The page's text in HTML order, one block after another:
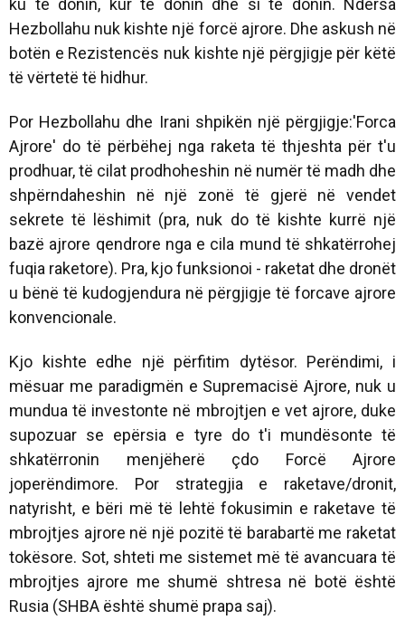
Hezbollahu nuk kishte një forcë ajrore. Dhe askush në
botën e Rezistencës nuk kishte një përgjigje për këtë
të vërtetë të hidhur.
Por Hezbollahu dhe Irani shpikën një përgjigje:'Forca
Ajrore' do të përbëhej nga raketa të thjeshta për t'u
prodhuar, të cilat prodhoheshin në numër të madh dhe
shpërndaheshin në një zonë të gjerë në vendet
sekrete të lëshimit (pra, nuk do të kishte kurrë një
bazë ajrore qendrore nga e cila mund të shkatërrohej
fuqia raketore). Pra, kjo funksionoi - raketat dhe dronët
u bënë të kudogjendura në përgjigje të forcave ajrore
konvencionale.
Kjo kishte edhe një përfitim dytësor. Perëndimi, i
mësuar me paradigmën e Supremacisë Ajrore, nuk u
mundua të investonte në mbrojtjen e vet ajrore, duke
supozuar se epërsia e tyre do t'i mundësonte të
shkatërronin menjëherë çdo Forcë Ajrore
joperëndimore. Por strategjia e raketave/dronit,
natyrisht, e bëri më të lehtë fokusimin e raketave të
mbrojtjes ajrore në një pozitë të barabartë me raketat
tokësore. Sot, shteti me sistemet më të avancuara të
mbrojtjes ajrore me shumë shtresa në botë është
Rusia (SHBA është shumë prapa saj).